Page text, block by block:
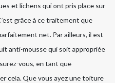
et lichens qui ont pris place sur
grâce à ce traitement que
net. Par ailleurs, il est
anti-mousse qui soit appropriée
vous, en tant que
cela. Que vous ayez une toiture